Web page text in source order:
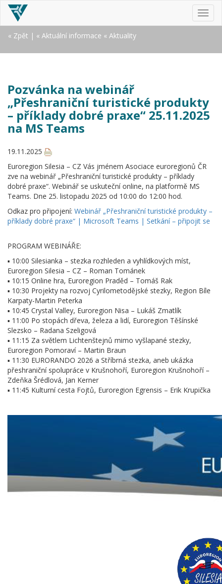
« Zpět | « Aktuální informace « Aktuality
Pozvánka na webinář
„Přeshraniční turistické produkty
– příklady dobré praxe“ 25.11.2025
na MS Teams
19.11.2025
Euroregion Silesia – CZ Vás jménem Asociace euroregionů ČR
zve na webinář „Přeshraniční turistické produkty – příklady
dobré praxe“. Webinář se uskuteční online, na platformě MS
Teams. Dne 25. listopadu 2025 od 10:00 do 12:00 hod.
Odkaz pro připojení: Webinář „Přeshraniční turistické produkty –
příklady dobré praxe“ | Microsoft Teams | Setkání – připojit se
PROGRAM WEBINÁŘE:
▪ 10:00 Silesianka – stezka rozhleden a vyhlídkových míst,
Euroregion Silesia – CZ – Roman Tománek
▪ 10:15 Online hra, Euroregion Praděd – Tomáš Rak
▪ 10:30 Projekty na rozvoj Cyrilometodějské stezky, Region Bíle
Karpaty-Martin Peterka
▪ 10:45 Crystal Valley, Euroregion Nisa – Lukáš Zmatlík
▪ 11:00 Po stopách dřeva, železa a lidí, Euroregion Těšínské
Slezsko – Radana Szeligová
▪ 11:15 Za světlem Lichtenštejnů mimo vyšlapané stezky,
Euroregion Pomoraví – Martin Braun
▪ 11:30 EURORANDO 2026 a Stříbrná stezka, aneb ukázka
přeshraniční spolupráce v Krušnohoří, Euroregion Krušnohoří –
Zdeňka Šrédlová, Jan Kerner
▪ 11:45 Kulturní cesta Fojtů, Euroregion Egrensis – Erik Krupička